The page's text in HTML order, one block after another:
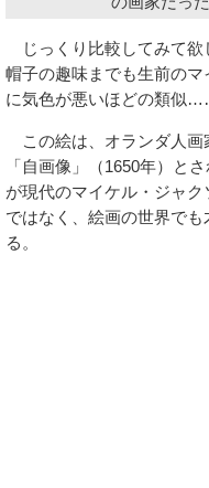
じっくり比較してみて欲
帽子の趣味までも生前の
に気色が悪いほどの類似
この絵は、オランダ人画
「自画像」（1650年）と
が現代のマイケル・ジャ
ではなく、絵画の世界で
る。